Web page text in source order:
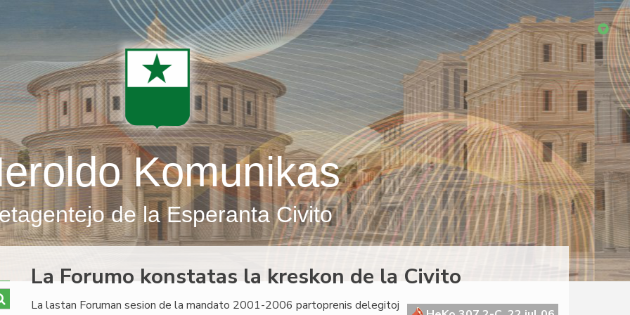
Komunikas
de la Esperanta Civito
La Forumo konstatas la kreskon de la Civito
La lastan Foruman sesion de la mandato 2001-2006 partoprenis delegitoj